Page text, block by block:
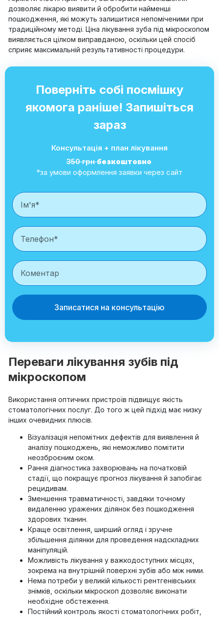
дозволяє лікарю виявити й обробити найменші
пошкодження, які можуть залишитися непоміченими при
традиційному методі. Ціна лікування зуба під мікроскопом
виявляється цілком виправданою, оскільки цей спосіб
сприяє максимальній результативності процедури.
Поверніть собі посмішку
якомога раніше! Запишіться
зараз
Консультація + план лікування
350 грнбезкоштовно
*за умови оформлення заявки через сайт
Записатися на консультацію
Переваги лікування зубів під
мікроскопом
Використання оптичних пристроїв підвищує якість
стоматологічних послуг. До того ж цей підхід має низку
інших очевидних плюсів.
Візуалізація непомітних дефектів для виявлення й
аналізу пошкоджень, які неможливо помітити
неозброєним оком.
Рання діагностика захворювань на початковій
стадії, що покращує прогноз лікування й запобігає
рецидивам.
Зменшення травматичності, завдяки точному
видаленню уражених ділянок без пошкодження
здорових тканин.
Краще освітлення, ширший огляд і зручне
збільшення ділянки для проведення надскладних
маніпуляцій.
Можливість лікування у важкодоступних місцях,
зокрема на внутрішній поверхні зубів або між ними.
Нема потреби у великій кількості рентгенівських
знімків, оскільки мікроскоп дозволяє виконати
необхідне обстеження.
Постійний контроль якості стоматологічних робіт,